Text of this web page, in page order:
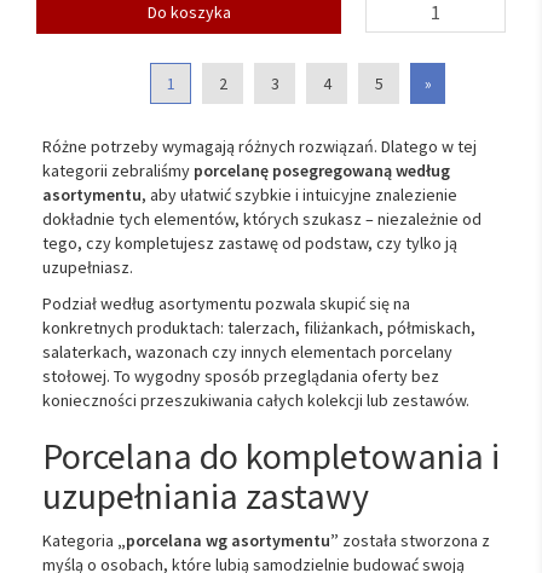
Do koszyka
1 2 3 4 5 »
Różne potrzeby wymagają różnych rozwiązań. Dlatego w tej
kategorii zebraliśmy porcelanę posegregowaną według
asortymentu, aby ułatwić szybkie i intuicyjne znalezienie
dokładnie tych elementów, których szukasz – niezależnie od
tego, czy kompletujesz zastawę od podstaw, czy tylko ją
uzupełniasz.
Podział według asortymentu pozwala skupić się na
konkretnych produktach: talerzach, filiżankach, półmiskach,
salaterkach, wazonach czy innych elementach porcelany
stołowej. To wygodny sposób przeglądania oferty bez
konieczności przeszukiwania całych kolekcji lub zestawów.
Porcelana do kompletowania i
uzupełniania zastawy
Kategoria „porcelana wg asortymentu” została stworzona z
myślą o osobach, które lubią samodzielnie budować swoją